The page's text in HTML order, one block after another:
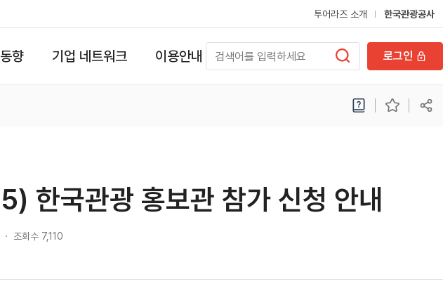
투어라즈 소개 한국관광공사
향 기업 네트워크 이용안내 로그인
한국관광 홍보관 참가 신청 안내
조회수 7,110